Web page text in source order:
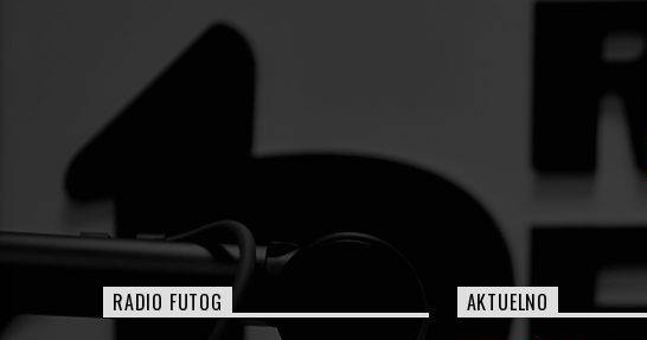
RADIO FUTOG AKTUELNO